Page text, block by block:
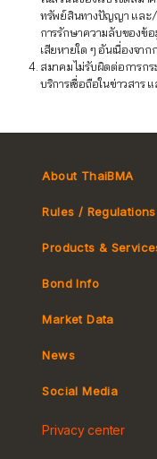
ทรัพย์สินทางปัญญา และ/
การรักษาความลับของข้อ
เสียหายใด ๆ อันเนื่องจา
สมาคมไม่รับผิดต่อการกร
บริการเชื่อถือในข่าวสาร
About ThaiBMA
Rules / Regulations
Tax
Products &
MeBond
e-bookbuilding
Bond Info
Market Data
Yield Curve
News
Social Media
Privacy center